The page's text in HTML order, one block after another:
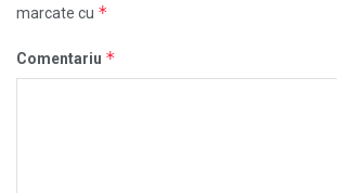
marcate cu *
Comentariu *